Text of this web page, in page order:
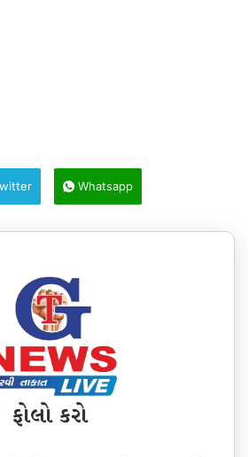
Whatsapp
ફોલો કરો